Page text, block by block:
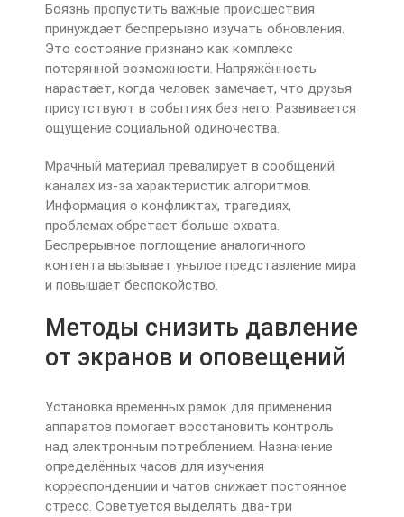
Боязнь пропустить важные происшествия
принуждает беспрерывно изучать обновления.
Это состояние признано как комплекс
потерянной возможности. Напряжённость
нарастает, когда человек замечает, что друзья
присутствуют в событиях без него. Развивается
ощущение социальной одиночества.
Мрачный материал превалирует в сообщений
каналах из-за характеристик алгоритмов.
Информация о конфликтах, трагедиях,
проблемах обретает больше охвата.
Беспрерывное поглощение аналогичного
контента вызывает унылое представление мира
и повышает беспокойство.
Методы снизить давление
от экранов и оповещений
Установка временных рамок для применения
аппаратов помогает восстановить контроль
над электронным потреблением. Назначение
определённых часов для изучения
корреспонденции и чатов снижает постоянное
стресс. Советуется выделять два-три